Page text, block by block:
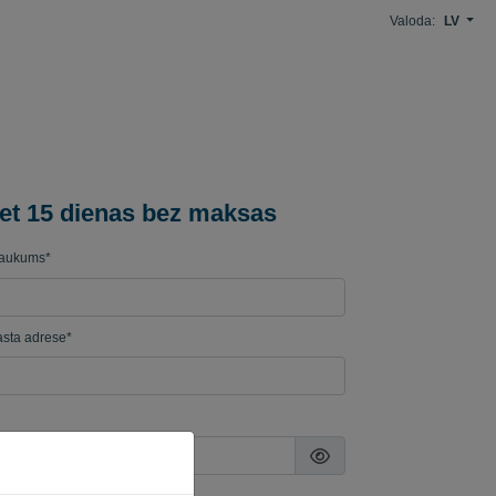
Valoda: LV
15 dienas bez maksas
adrese*